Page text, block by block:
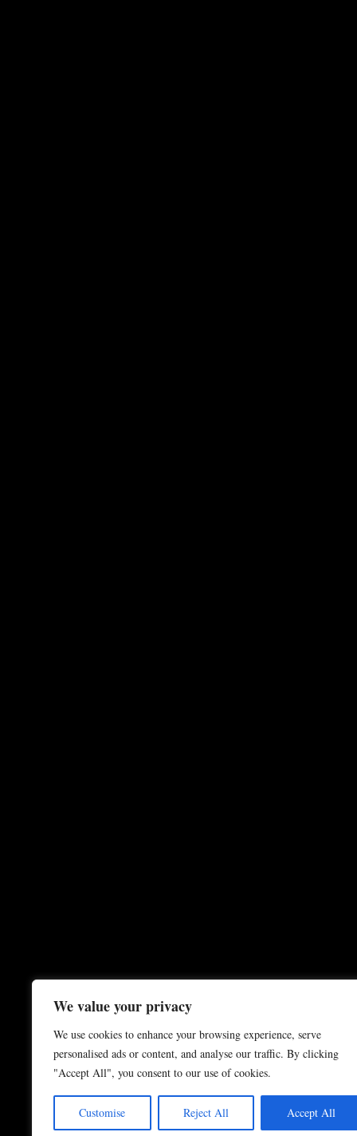
We value your privacy
We use cookies to enhance your browsing experience, serve
personalised ads or content, and analyse our traffic. By clicking
"Accept All", you consent to our use of cookies.
Customise Reject All Accept All